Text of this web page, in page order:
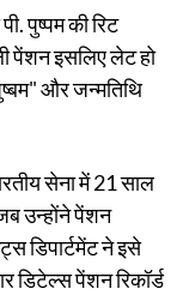
पुष्पम की रिट
पेंशन इसलिए लेट हो
और जन्मतिथि
सेना में 21 साल
उन्होंने पेंशन
डिपार्टमेंट ने इसे
डिटेल्स पेंशन रिकॉर्ड